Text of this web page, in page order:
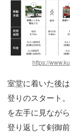
https://
室堂に着いた後
登りのスタート
を左手に見なが
登り返して剣御